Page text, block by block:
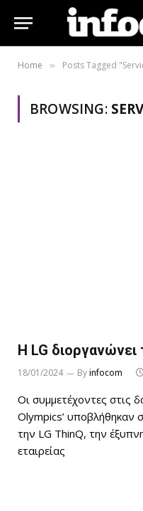
Home » Posts Tagged
BROWSING:
H LG
18/01/2024 Byinfocom
Οι συμμετέχοντες στις
Olympics’ υποβλήθηκαν
την LG ThinQ, την
εταιρείας